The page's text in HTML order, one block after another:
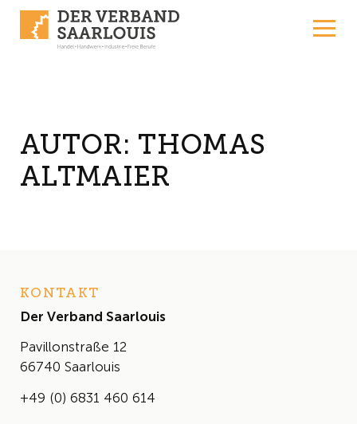
AUTOR: THOMAS
ALTMAIER
KONTAKT
Der Verband Saarlouis
Pavillonstraße 12
66740 Saarlouis
+49 (0) 6831 460 614